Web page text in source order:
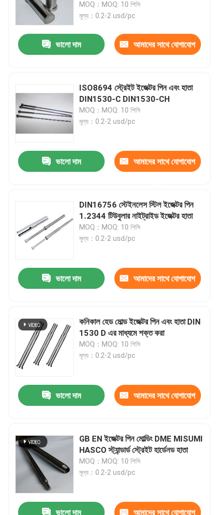
আমাদের সম্পর্কে
পরিচিতি
পণ্য
প্লাস্টিক ইনজেকশন ছাঁচ অংশ
ইজেক্টর পিন এবং হাতা
MOQ：MOQ: 10 পিসি
মূল্য：0.2-2 usd/pc
ভালো দাম আমাদের সাথে যোগাযোগ
ISO8694 স্ট্রেইট ইজেক্টর পিন এবং হাতা
DIN1530-C DIN1530-CH
MOQ：MOQ: 10 পিসি
মূল্য：0.2-2 usd/pc
ভালো দাম আমাদের সাথে যোগাযোগ
DIN16756 স্টেইনলেস স্টিল ইজেক্টর পিন
1.2344 টিউবুলার নাইট্রাইড ইজেক্টর হাতা
MOQ：MOQ: 10 পিসি
মূল্য：0.2-2 usd/pc
ভালো দাম আমাদের সাথে যোগাযোগ
কনিকাল হেড মোল্ড ইজেক্টর পিন এবং হাতা DIN
1530 D এর মাধ্যমে শক্ত করা
MOQ：MOQ: 10 পিসি
মূল্য：0.2-2 usd/pc
ভালো দাম আমাদের সাথে যোগাযোগ
GB EN ইজেক্টর পিন মোল্ডিং DME MISUMI
HASCO স্ট্যান্ডার্ড স্ট্রেইট হার্ডেনড হাতা
MOQ：MOQ: 10 পিসি
মূল্য：0.2-2 usd/pc
ভালো দাম আমাদের সাথে যোগাযোগ